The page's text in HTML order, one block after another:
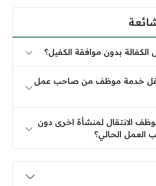
بدون موافقة الكفيل؟
خدمة موظف من صاحب عمل
الانتقال لمنشأة اخرى دون
العمل الحالي؟